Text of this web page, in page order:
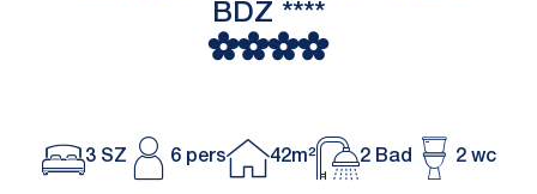
BDZ ****
3 SZ 6 pers 42m² 2 Bad 2 wc